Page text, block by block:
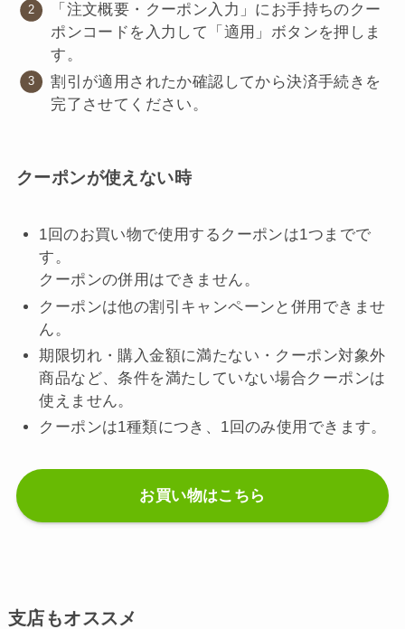
「注文概要・クーポン入力」にお手持ちのクー
ポンコードを入力して「適用」ボタンを押しま
す。
割引が適用されたか確認してから決済手続きを
完了させてください。
クーポンが使えない時
1回のお買い物で使用するクーポンは1つまでで
す。
クーポンの併用はできません。
クーポンは他の割引キャンペーンと併用できませ
ん。
期限切れ・購入金額に満たない・クーポン対象外
商品など、条件を満たしていない場合クーポンは
使えません。
クーポンは1種類につき、1回のみ使用できます。
お買い物はこちら
支店もオススメ